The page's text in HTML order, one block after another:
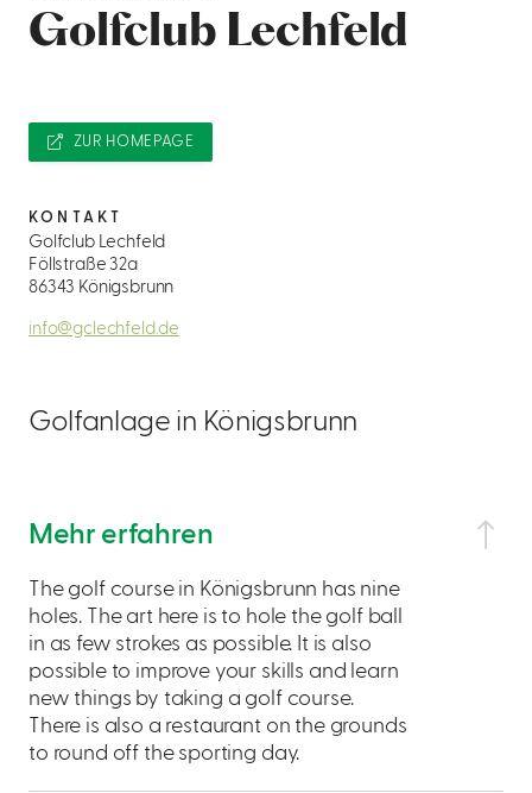
Golfclub Lechfeld
Golfanlage in Königsbrunn
Mehr erfahren
The golf course in Königsbrunn has nine
holes. The art here is to hole the golf ball
in as few strokes as possible. It is also
possible to improve your skills and learn
new things by taking a golf course.
There is also a restaurant on the grounds
to round off the sporting day.
ZUR HOMEPAGE
KONTAKT
Golfclub Lechfeld
Föllstraße 32a
86343 Königsbrunn
info@gclechfeld.de